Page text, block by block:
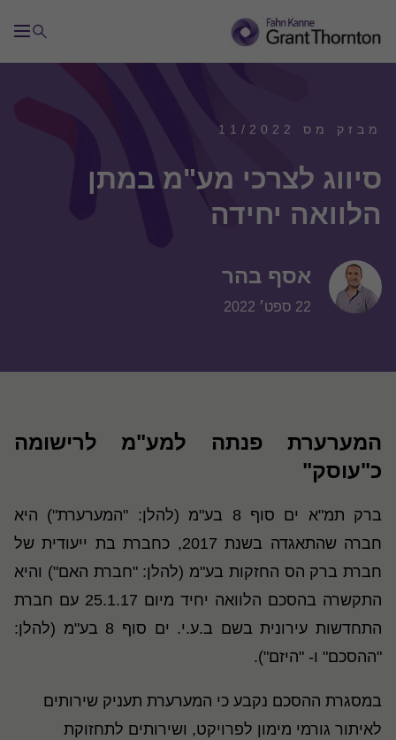
מבזק מס 11/2022
סיווג לצרכי מע"מ במתן
הלוואה יחידה
אסף בהר
22 ספט׳ 2022
המערערת פנתה למע"מ לרישומה
כ"עוסק"
ברק תמ"א ים סוף 8 בע"מ (להלן: "המערערת") היא
חברה שהתאגדה בשנת 2017, כחברת בת ייעודית של
חברת ברק הס החזקות בע"מ (להלן: "חברת האם") והיא
התקשרה בהסכם הלוואה יחיד מיום 25.1.17 עם חברת
התחדשות עירונית בשם ב.ע.י. ים סוף 8 בע"מ (להלן:
"ההסכם" ו- "היזם").
במסגרת ההסכם נקבע כי המערערת תעניק שירותים
לאיתור גורמי מימון לפרויקט, ושירותים לתחזוקת